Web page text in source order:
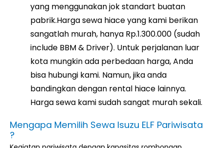
yang menggunakan jok standart buatan
pabrik.Harga sewa hiace yang kami berikan
sangatlah murah, hanya Rp.1.300.000 (sudah
include BBM & Driver). Untuk perjalanan luar
kota mungkin ada perbedaan harga, Anda
bisa hubungi kami. Namun, jika anda
bandingkan dengan rental hiace lainnya.
Harga sewa kami sudah sangat murah sekali.
Mengapa Memilih Sewa Isuzu ELF Pariwisata
?